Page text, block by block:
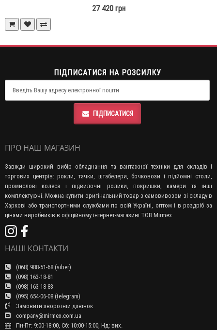
27 420 грн
ПІДПИСАТИСЯ НА РОЗСИЛКУ
ПІДПИСАТИСЯ
ПРО НАШ МАГАЗИН
Завжди широкий вибір обладнання та вантажної техніки для складів і
торгових центрів: рокли, тачки, штабелери, бочковози і підйомні столи,
промислові колеса і підвилочні ролики, покришки, камери та інші
комплектуючі. Можна купити оригінальний товар з самовивозом зі складу в
Харкові або транспортними службами по всій Україні, оптом і в роздріб за
цінами виробників в офіційному інтернет-магазині ТОВ Mirmex.
НАШІ КОНТАКТИ
(068) 988-51-68 (viber)
(098) 163-18-81
(098) 163-18-83
(095) 654-06-08 (telegram)
Замовити зворотній дзвінок
company@mirmex.com.ua
Пн-Пт: 9:00-18:00, Сб: 10:00-15:00, Нд: вих.